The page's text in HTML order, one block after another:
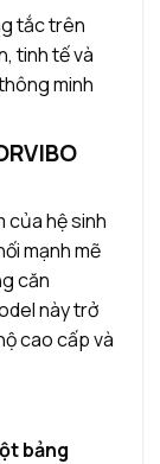
tắc trên
tinh tế và
minh
của hệ sinh
mạnh mẽ
căn
này trở
cao cấp và
bảng